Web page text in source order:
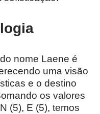
nome Laene é
uma visão
e o destino
os valores
(5), E (5), temos